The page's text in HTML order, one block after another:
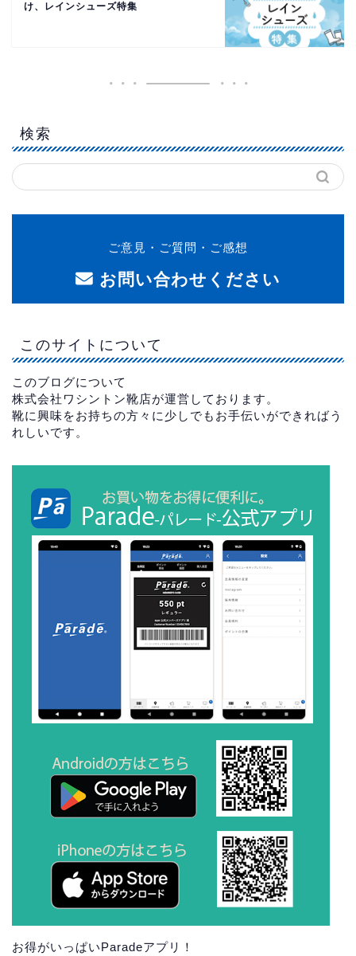
け、レインシューズ特集
検索
ご意見・ご質問・ご感想
お問い合わせください
このサイトについて
このブログについて
株式会社ワシントン靴店が運営しております。
靴に興味をお持ちの方々に少しでもお手伝いができればう
れしいです。
お得がいっぱいParadeアプリ！